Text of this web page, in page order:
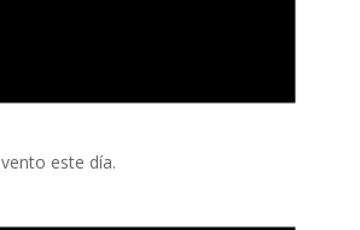
este día.